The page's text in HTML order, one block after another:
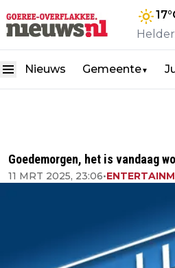
17
Nieuws Gemeente▼
Goedemorgen, het is vandaag
11 MRT 2025, 23:06•